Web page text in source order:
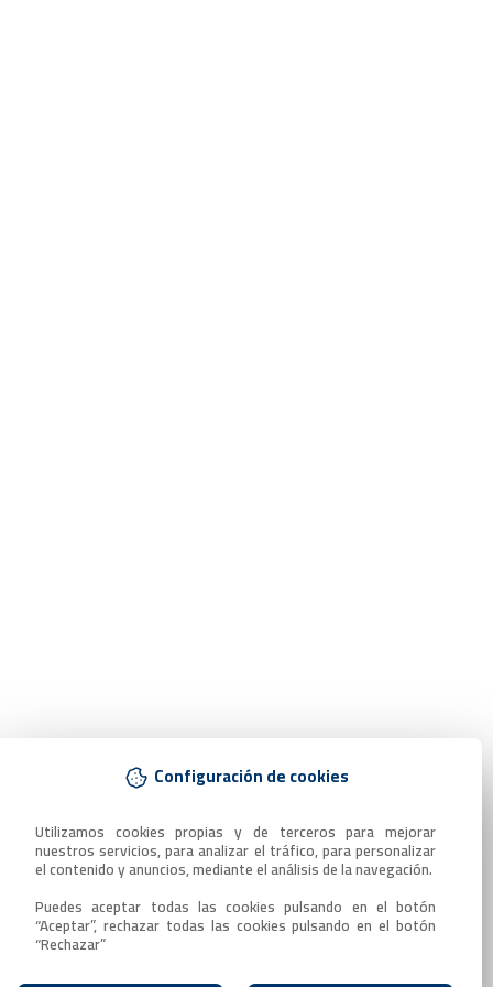
Configuración de cookies
Utilizamos cookies propias y de terceros para mejorar
nuestros servicios, para analizar el tráfico, para personalizar
el contenido y anuncios, mediante el análisis de la navegación.
Puedes aceptar todas las cookies pulsando en el botón
“Aceptar”, rechazar todas las cookies pulsando en el botón
“Rechazar”